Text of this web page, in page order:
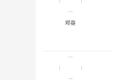
邓葵